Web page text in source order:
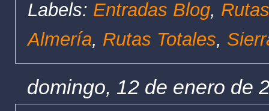
Labels: Entradas Blog,
Almería, Rutas Totales,
domingo, 12 de enero de